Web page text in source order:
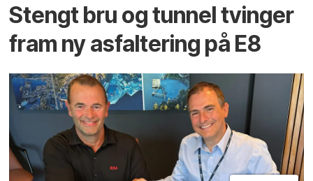
Stengt bru og tunnel tvinger
fram ny asfaltering på E8